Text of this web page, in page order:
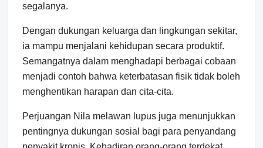
segalanya.
Dengan dukungan keluarga dan lingkungan sekitar,
ia mampu menjalani kehidupan secara produktif.
Semangatnya dalam menghadapi berbagai cobaan
menjadi contoh bahwa keterbatasan fisik tidak boleh
menghentikan harapan dan cita-cita.
Perjuangan Nila melawan lupus juga menunjukkan
pentingnya dukungan sosial bagi para penyandang